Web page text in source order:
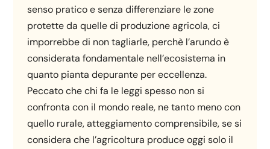
senso pratico e senza differenziare le zone
protette da quelle di produzione agricola, ci
imporrebbe di non tagliarle, perchè l’arundo è
considerata fondamentale nell’ecosistema in
quanto pianta depurante per eccellenza.
Peccato che chi fa le leggi spesso non si
confronta con il mondo reale, ne tanto meno con
quello rurale, atteggiamento comprensibile, se si
considera che l’agricoltura produce oggi solo il